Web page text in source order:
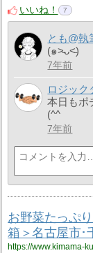
いいね！
7
とも@執
(๑˃̵ᴗ˂̵)
7年前
ロジック
本日もポ
(^^ゞ
7年前
お野菜たっぷ
箱＞名古屋市･